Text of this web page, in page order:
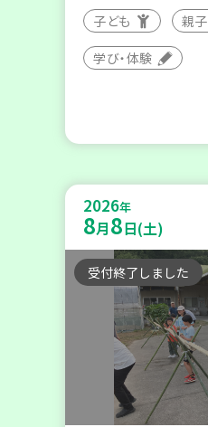
子ども 親
学び・体験
2026年
8月8日(土)
受付終了しました